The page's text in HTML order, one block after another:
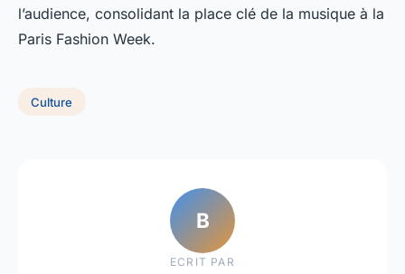
l’audience, consolidant la place clé de la musique à la
Paris Fashion Week.
Culture
B
ECRIT PAR